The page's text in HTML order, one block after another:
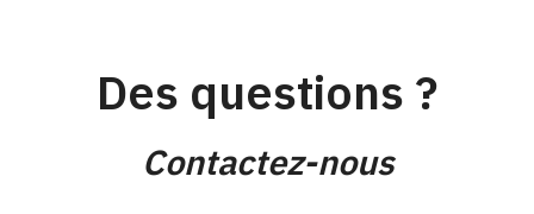
Des questions ?
Contactez-nous